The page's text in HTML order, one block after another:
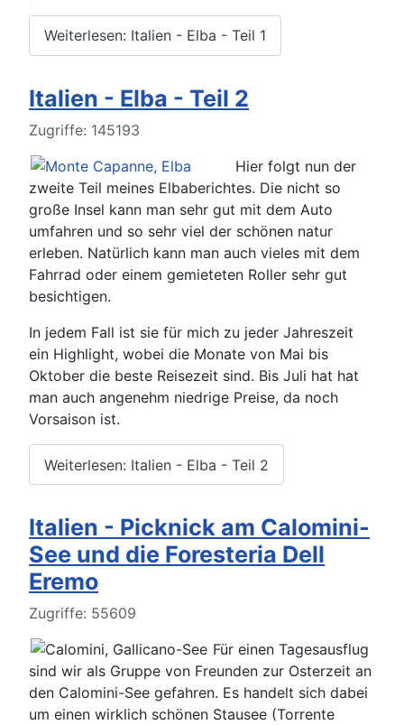
Weiterlesen: Italien - Elba - Teil 1
Italien - Elba - Teil 2
Details
Zugriffe: 145193
Hier folgt nun der
zweite Teil meines Elbaberichtes. Die nicht so
große Insel kann man sehr gut mit dem Auto
umfahren und so sehr viel der schönen natur
erleben. Natürlich kann man auch vieles mit dem
Fahrrad oder einem gemieteten Roller sehr gut
besichtigen.
In jedem Fall ist sie für mich zu jeder Jahreszeit
ein Highlight, wobei die Monate von Mai bis
Oktober die beste Reisezeit sind. Bis Juli hat hat
man auch angenehm niedrige Preise, da noch
Vorsaison ist.
Weiterlesen: Italien - Elba - Teil 2
Italien - Picknick am Calomini-
See und die Foresteria Dell
Eremo
Details
Zugriffe: 55609
Für einen Tagesausflug
sind wir als Gruppe von Freunden zur Osterzeit an
den Calomini-See gefahren. Es handelt sich dabei
um einen wirklich schönen Stausee (Torrente